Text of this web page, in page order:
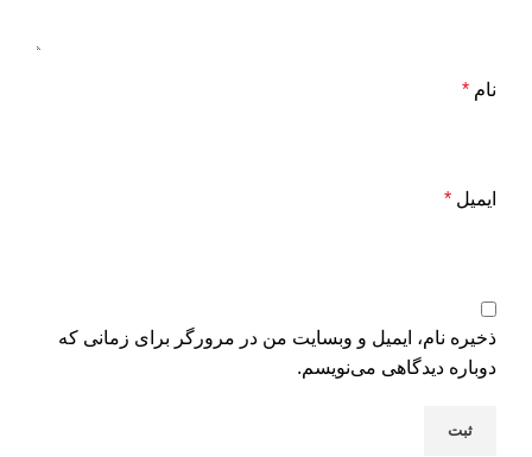
نام *
ایمیل *
ذخیره نام، ایمیل و وبسایت من در مرورگر برای زمانی که
دوباره دیدگاهی می‌نویسم.